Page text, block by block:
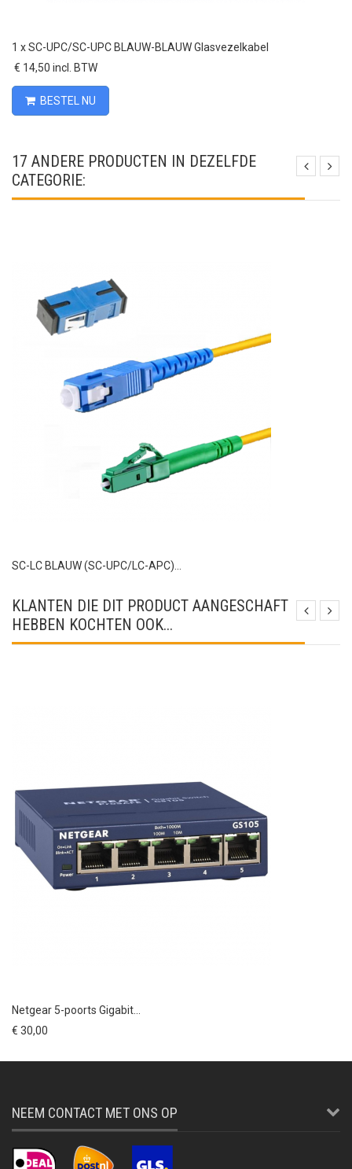
1 xSC-UPC/SC-UPC BLAUW-BLAUW Glasvezelkabel
€ 14,50 incl. BTW
BESTEL NU
17 ANDERE PRODUCTEN IN DEZELFDE
CATEGORIE:
SC-LC BLAUW (SC-UPC/LC-APC)...
KLANTEN DIE DIT PRODUCT AANGESCHAFT
HEBBEN KOCHTEN OOK...
Netgear 5-poorts Gigabit...
€ 30,00
NEEM CONTACT MET ONS OP